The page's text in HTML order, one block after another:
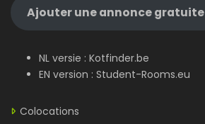
Ajouter une annonce gratuite
NL versie : Kotfinder.be
EN version : Student-Rooms.eu
Colocations